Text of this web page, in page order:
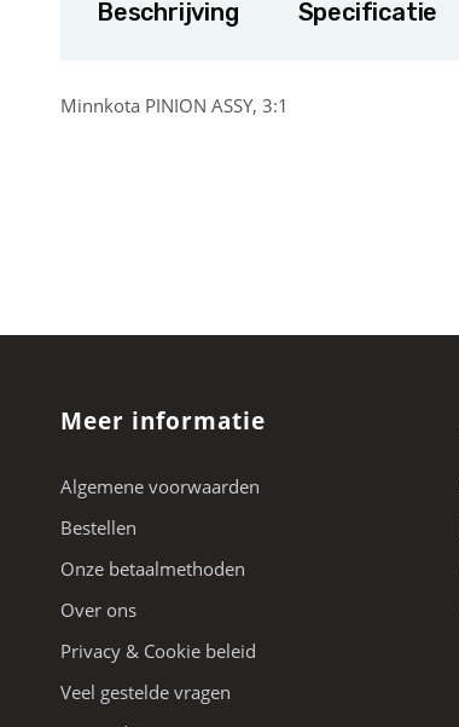
Beschrijving Specificatie
Minnkota PINION ASSY, 3:1
Meer informatie
Algemene voorwaarden
Bestellen
Onze betaalmethoden
Over ons
Privacy & Cookie beleid
Veel gestelde vragen